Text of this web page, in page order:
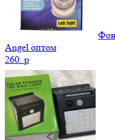
Angel оптом
260. p